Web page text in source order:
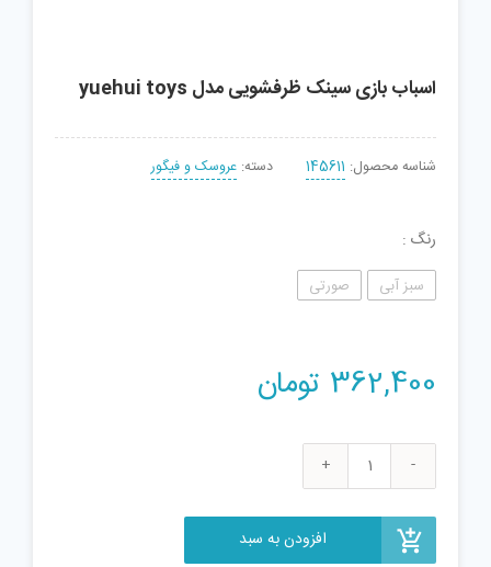
اسباب بازی سینک ظرفشویی مدل yuehui toys
شناسه محصول: 145611 دسته: عروسک و فیگور
رنگ
سبز آبی صورتی
362,400 تومان
اسباب
ظرفشوییافزودن به سبد